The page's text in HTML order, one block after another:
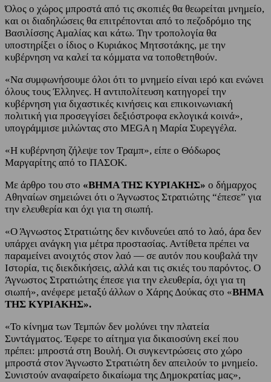
Όλος ο χώρος μπροστά από τις σκοπιές θα θεωρείται μνημείο,
και οι διαδηλώσεις θα επιτρέπονται από το πεζοδρόμιο της
Βασιλίσσης Αμαλίας και κάτω. Την τροπολογία θα
υποστηρίξει ο ίδιος ο Κυριάκος Μητσοτάκης, με την
κυβέρνηση να καλεί τα κόμματα να τοποθετηθούν.
«Να συμφωνήσουμε όλοι ότι το μνημείο είναι ιερό και ενώνει
όλους τους Έλληνες. Η αντιπολίτευση κατηγορεί την
κυβέρνηση για διχαστικές κινήσεις και επικοινωνιακή
πολιτική για προσεγγίσει δεξιόστροφα εκλογικά κοινά»,
υπογράμμισε μιλώντας στο MEGA η Μαρία Συρεγγέλα.
«Η κυβέρνηση ζήλεψε τον Τραμπ», είπε ο Θόδωρος
Μαργαρίτης από το ΠΑΣΟΚ.
Με άρθρο του στο «ΒΗΜΑ ΤΗΣ ΚΥΡΙΑΚΗΣ» ο δήμαρχος
Αθηναίων σημειώνει ότι ο Άγνωστος Στρατιώτης “έπεσε” για
την ελευθερία και όχι για τη σιωπή.
«Ο Άγνωστος Στρατιώτης δεν κινδυνεύει από το λαό, άρα δεν
υπάρχει ανάγκη για μέτρα προστασίας. Αντίθετα πρέπει να
παραμείνει ανοιχτός στον λαό — σε αυτόν που κουβαλά την
Ιστορία, τις διεκδικήσεις, αλλά και τις σκιές του παρόντος. Ο
Άγνωστος Στρατιώτης έπεσε για την ελευθερία, όχι για τη
σιωπή», ανέφερε μεταξύ άλλων ο Χάρης Δούκας στο «ΒΗΜΑ
ΤΗΣ ΚΥΡΙΑΚΗΣ».
«Το κίνημα των Τεμπών δεν μολύνει την πλατεία
Συντάγματος. Έφερε το αίτημα για δικαιοσύνη εκεί που
πρέπει: μπροστά στη Βουλή. Οι συγκεντρώσεις στο χώρο
μπροστά στον Άγνωστο Στρατιώτη δεν απειλούν το μνημείο.
Συνιστούν αναφαίρετο δικαίωμα της Δημοκρατίας μας»,